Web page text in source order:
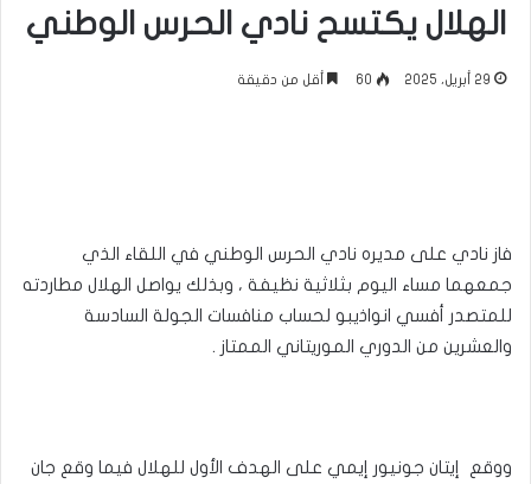
الهلال يكتسح نادي الحرس الوطني
29 أبريل، 2025 60 أقل من دقيقة
فاز نادي على مديره نادي الحرس الوطني في اللقاء الذي
جمعهما مساء اليوم بثلاثية نظيفة ، وبذلك يواصل الهلال مطاردته
للمتصدر أفسي انواذيبو لحساب منافسات الجولة السادسة
والعشرين من الدوري الموريتاني الممتاز .
ووقع إيتان جونيور إيمي على الهدف الأول للهلال فيما وقع جان